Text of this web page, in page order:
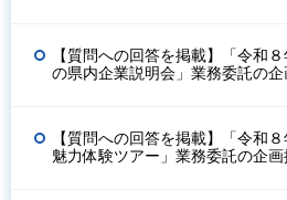
【質問への回答を掲載】「令和
の県内企業説明会」業務委託の企
【質問への回答を掲載】「令和
魅力体験ツアー」業務委託の企